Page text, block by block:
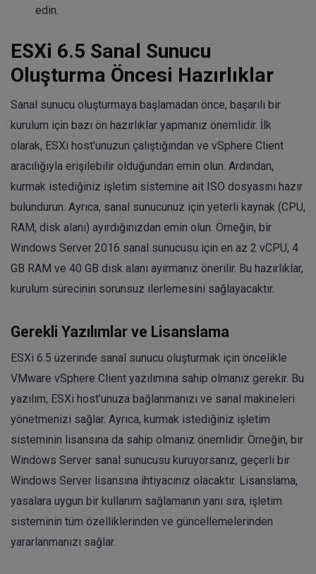
edin.
ESXi 6.5 Sanal Sunucu
Oluşturma Öncesi Hazırlıklar
Sanal sunucu oluşturmaya başlamadan önce, başarılı bir
kurulum için bazı ön hazırlıklar yapmanız önemlidir. İlk
olarak, ESXi host’unuzun çalıştığından ve vSphere Client
aracılığıyla erişilebilir olduğundan emin olun. Ardından,
kurmak istediğiniz işletim sistemine ait ISO dosyasını hazır
bulundurun. Ayrıca, sanal sunucunuz için yeterli kaynak (CPU,
RAM, disk alanı) ayırdığınızdan emin olun. Örneğin, bir
Windows Server 2016 sanal sunucusu için en az 2 vCPU, 4
GB RAM ve 40 GB disk alanı ayırmanız önerilir. Bu hazırlıklar,
kurulum sürecinin sorunsuz ilerlemesini sağlayacaktır.
Gerekli Yazılımlar ve Lisanslama
ESXi 6.5 üzerinde sanal sunucu oluşturmak için öncelikle
VMware vSphere Client yazılımına sahip olmanız gerekir. Bu
yazılım, ESXi host’unuza bağlanmanızı ve sanal makineleri
yönetmenizi sağlar. Ayrıca, kurmak istediğiniz işletim
sisteminin lisansına da sahip olmanız önemlidir. Örneğin, bir
Windows Server sanal sunucusu kuruyorsanız, geçerli bir
Windows Server lisansına ihtiyacınız olacaktır. Lisanslama,
yasalara uygun bir kullanım sağlamanın yanı sıra, işletim
sisteminin tüm özelliklerinden ve güncellemelerinden
yararlanmanızı sağlar.